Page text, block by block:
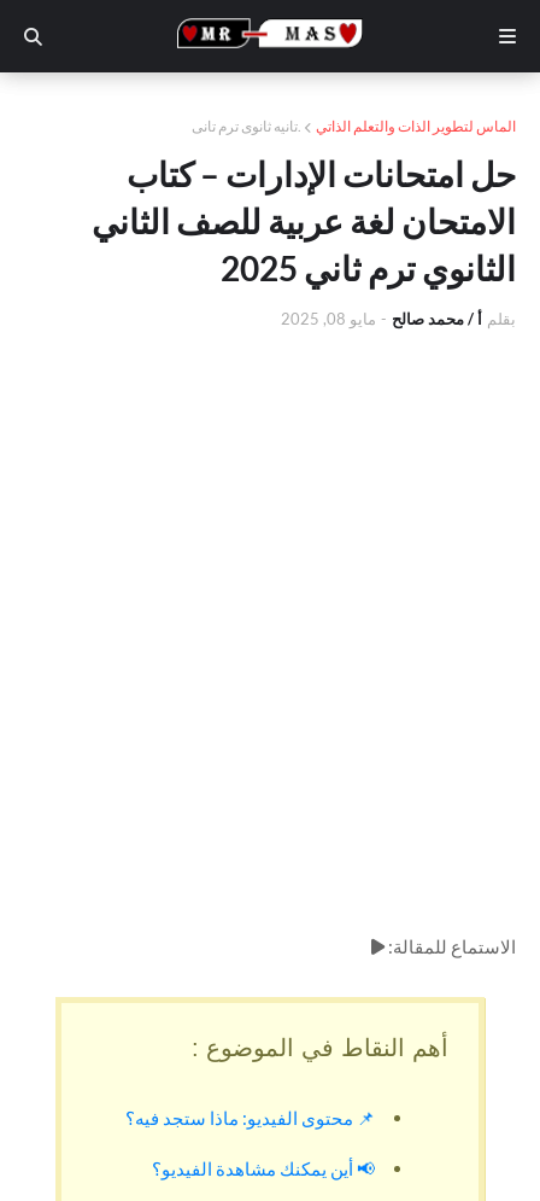
الماس لتطوير الذات والتعلم الذاتي .تانيه ثانوى ترم تانى
حل امتحانات الإدارات – كتاب
الامتحان لغة عربية للصف الثاني
الثانوي ترم ثاني 2025
بقلم أ / محمد صالح - مايو 08, 2025
الاستماع للمقالة:
أهم النقاط في الموضوع :
📌 محتوى الفيديو: ماذا ستجد فيه؟
📢 أين يمكنك مشاهدة الفيديو؟